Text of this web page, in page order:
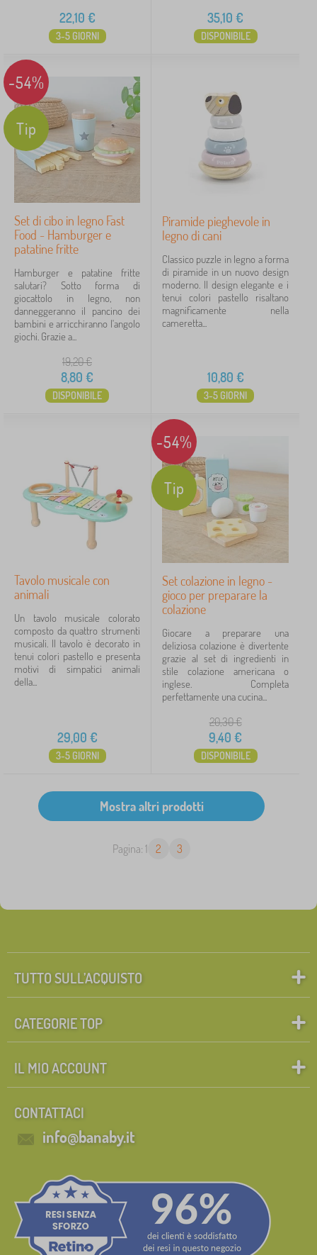
22,10 €
3-5 GIORNI
35,10 €
DISPONIBILE
-54%
Tip
Set di cibo in legno Fast
Food - Hamburger e
patatine fritte
Hamburger e patatine fritte
salutari? Sotto forma di
giocattolo in legno, non
danneggeranno il pancino dei
bambini e arricchiranno l'angolo
giochi. Grazie a...
19,20€
8,80 €
DISPONIBILE
Piramide pieghevole in
legno di cani
Classico puzzle in legno a forma
di piramide in un nuovo design
moderno. Il design elegante e i
tenui colori pastello risaltano
magnificamente nella
cameretta...
10,80 €
3-5 GIORNI
Tavolo musicale con
animali
Un tavolo musicale colorato
composto da quattro strumenti
musicali. Il tavolo è decorato in
tenui colori pastello e presenta
motivi di simpatici animali
della...
29,00 €
3-5 GIORNI
-54%
Tip
Set colazione in legno -
gioco per preparare la
colazione
Giocare a preparare una
deliziosa colazione è divertente
grazie al set di ingredienti in
stile colazione americana o
inglese. Completa
perfettamente una cucina...
20,30€
9,40 €
DISPONIBILE
Pagina: 1 2 3
TUTTO SULL’ACQUISTO
CATEGORIE TOP
IL MIO ACCOUNT
CONTATTACI
info@banaby.it